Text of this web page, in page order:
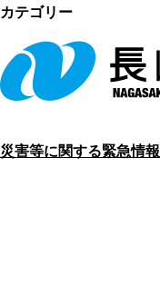
災害等に関する緊急情報
カテゴリー